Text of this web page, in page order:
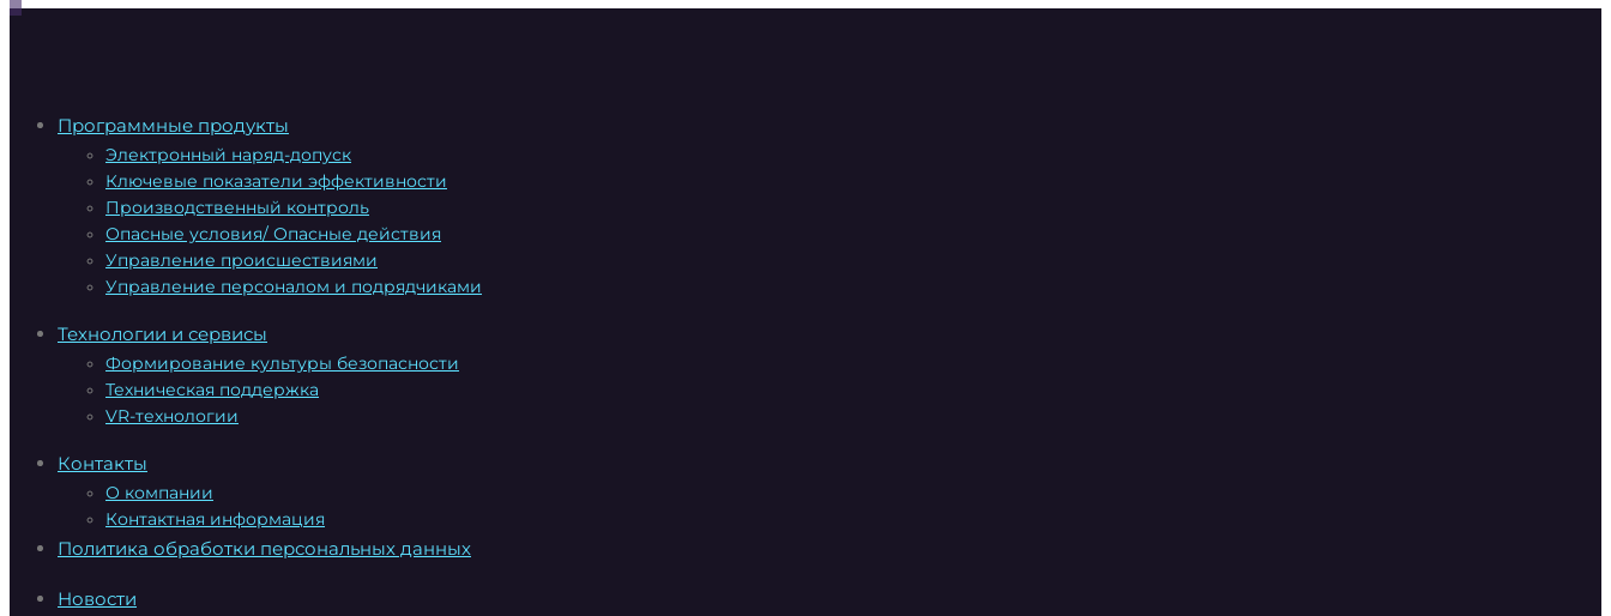
Программные продукты
Электронный наряд-допуск
Ключевые показатели эффективности
Производственный контроль
Опасные условия/ Опасные действия
Управление происшествиями
Управление персоналом и подрядчиками
Технологии и сервисы
Формирование культуры безопасности
Техническая поддержка
VR-технологии
Контакты
О компании
Контактная информация
Политика обработки персональных данных
Новости